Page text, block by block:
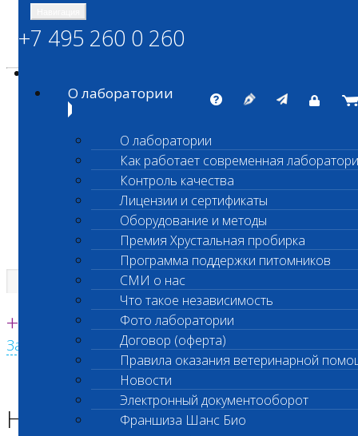
ШАНС БИО
Независимая ветеринарная лаборатория
Единая круглосуточная справочная
+7 495 260 0 260
Заказать звонок с сайта
+7 495 260 0 260
О лаборатории
О лаборатории
Как работает современная
Контроль качества
Лицензии и сертификаты
Оборудование и методы
Премия Хрустальная пробирка
Программа поддержки питомников
СМИ о нас
Что такое независимость
Фото лаборатории
Договор (оферта)
Правила оказания ветеринарной
Новости
Электронный документооборот
Франшиза Шанс Био
Главная страница
Новости лаборатории